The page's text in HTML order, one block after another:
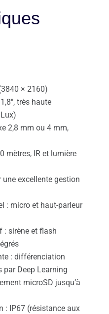
× 2160)
très haute
2,8 mm ou 4 mm,
mètres, IR et lumière
une excellente gestion
: micro et haut-parleur
: sirène et flash
: différenciation
Deep Learning
microSD jusqu’à
: IP67 (résistance aux